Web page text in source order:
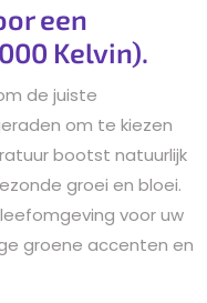
een
Kelvin).
de juiste
om te kiezen
bootst natuurlijk
groei en bloei.
voor uw
groene accenten en